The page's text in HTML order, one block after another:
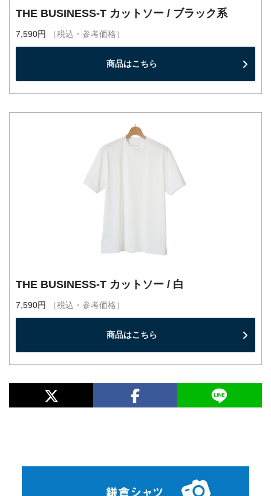
THE BUSINESS-T カットソー / ブラック系
7,590円 （税込・参考価格）
商品はこちら
THE BUSINESS-T カットソー / 白
7,590円 （税込・参考価格）
商品はこちら